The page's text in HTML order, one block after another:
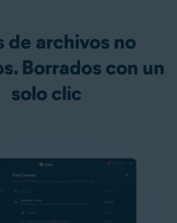
de archivos no
Borrados con un
solo clic